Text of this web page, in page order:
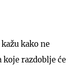
kako ne
razdoblje će